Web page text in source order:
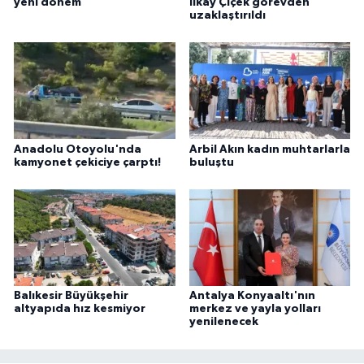
uzaklaştırıldı
Anadolu Otoyolu'nda
kamyonet çekiciye çarptı!
Arbil Akın kadın muhtarlarla
buluştu
Balıkesir Büyükşehir
altyapıda hız kesmiyor
Antalya Konyaaltı'nın
merkez ve yayla yolları
yenilenecek